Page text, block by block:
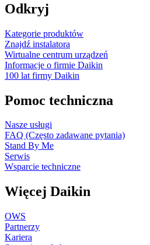
Odkryj
Kategorie produktów
Znajdź instalatora
Wirtualne centrum urządzeń
Informacje o firmie Daikin
100 lat firmy Daikin
Pomoc techniczna
Nasze usługi
FAQ (Często zadawane pytania)
Stand By Me
Serwis
Wsparcie techniczne
Więcej Daikin
OWS
Partnerzy
Kariera